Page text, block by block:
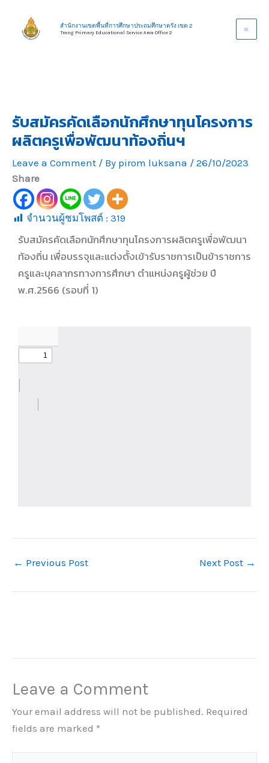
content
สำนักงานเขตพื้นที่การศึกษาประถมศึกษาตรัง เขต 2
Trang Primary Educational Service Area Office 2
รับสมัครคัดเลือกนักศึกษาทุนโครงการ
ผลิตครูเพื่อพัฒนาท้องถิ่นฯ
Leave a Comment / By pirom luksana / 26/10/2023
Share
จำนวนผู้ชมโพสต์ : 319
รับสมัครคัดเลือกนักศึกษาทุนโครงการผลิตครูเพื่อพัฒนา
ท้องถิ่น เพื่อบรรจุและแต่งตั้งเข้ารับราชการเป็นข้าราชการ
ครูและบุคลากรทางการศึกษา ตำแหน่งครูผู้ช่วย ปี
พ.ศ.2566 (รอบที่ 1)
← Previous Post Next Post →
Leave a Comment
Your email address will not be published. Required
fields are marked *